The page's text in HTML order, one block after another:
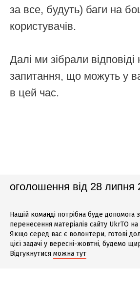
за все, будуть) баги на
користувачів.
Далі ми зібрали відповіді
запитання, що можуть у
в цей час.
оголошення від 28 липня
Нашій команді потрібна буде допомога
перенесення матеріалів сайту UkrTO
Якщо серед вас є волонтери, готові
цієї задачі у вересні-жовтні, будемо
Відгукнутися можна тут